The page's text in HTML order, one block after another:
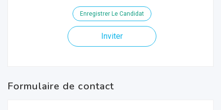
Enregistrer Le Candidat
Inviter
Formulaire de contact